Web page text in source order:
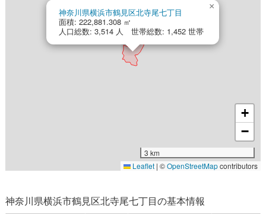
神奈川県横浜市鶴見区北寺尾七丁目
面積: 222,881.308 ㎡
人口総数: 3,514 人 世帯総数: 1,452 世帯
×
+
−
3 km
Leaflet | ©OpenStreetMapcontributors
神奈川県横浜市鶴見区北寺尾七丁目の基本情報